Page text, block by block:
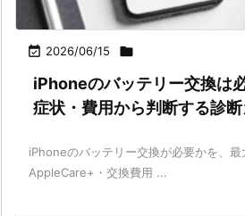
 2026/06/15 
iPhoneのバッテリー交換は
症状・費用から判断する診
iPhoneのバッテリー交換が必要かを、最
AppleCare+・交換費用 ...